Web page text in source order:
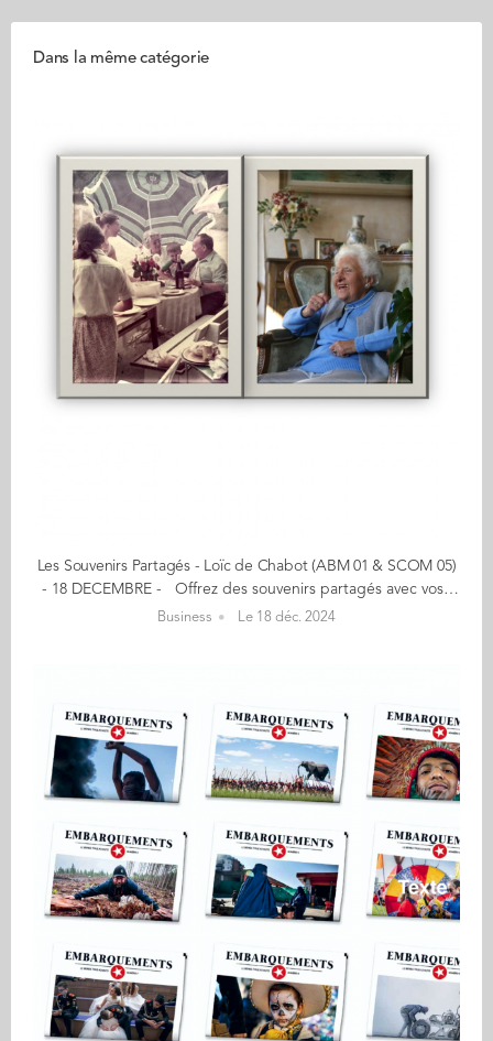
Dans la même catégorie
Les Souvenirs Partagés - Loïc de Chabot (ABM 01 & SCOM 05)
- 18 DECEMBRE - Offrez des souvenirs partagés avec vos grands-parents - Libérer la parole des grands-parents - 10% sur le forfait 6 mois et 20% sur le forfait 1 an* *applicable automatiquement sur 'Ma fabrique des souvenirs'. Notre plateforme vidéo guide les aînés à raconter leur parcours de vie ! Nos grands-parents ont tant d'histoires à raconter : des souvenirs d'enfance, des rencontres marquantes, des voyages ou tout simplement leur quotidien actuel. Autant de moments précieux qui méritent d'être conservés et partagés. 'Les Souvenirs partagés' propose deux services... Le service premium Grâce à notre réseau de vidéastes formés et présents dans toute la France, les grands-parents peuvent raconter leurs souvenirs de vie devant notre caméra et à leur domicile. Leurs souvenirs d’enfance, scolaires, rencontre avec leur conjoint, voyages etc. ainsi que leur vie actuelle, leur témoignage est très inspirant ! Ces souvenirs sont ensuite mis sur clé usb et remis dans une véritable boîte à souvenirs qui se transmettra au fil des générations. Ma fabrique des souvenirs Notre plateforme d’enregistrement permet aux grands-parents d’enregistrer à leur rythme leur parcours de vie. Ils sont guidés grâce à nos vidéos explicatives. Notre site est simplifié et disponible sur tablette et ordinateurs munis de webcam. Grâce à nos forfaits mensuels ou annuels, les grands-parents sont autonomes et peuvent se filmer sur la période de leur choix. Les vidéos sont ensuite téléchargées, avec option de clé USB personnalisée. Ce service s’adresse davantage aux seniors de 55 / 70 ans. "Avec 'Ma fabrique des souvenirs', nous souhaitons fournir une solution simple et facile d’utilisation à toutes les personnes qui souhaitent que leurs parents ou grands-parents enregistrent leurs souvenirs et parcours de vie." Le début de mon aventure… De mes grands-parents, je n’ai pas grand-chose, si ce n’est quelques écrits et ma propre mémoire. L’idée est née d’une réflexion sur la transmission des souvenirs des grands-parents vers les petits-enfants. Je voulais apporter une solution innovante à cette problématique et c’est ainsi qu’est né Les Souvenirs Partagés : matérialiser des souvenirs dans une monde où l’immatériel est roi. En savoir plus : lessouvenirspartages.fr Contact : lessouvenirspartages@gmail.com (Re)Découvrez votre CALENDRIER DE L'AVENT ici
Business Le 18 déc. 2024